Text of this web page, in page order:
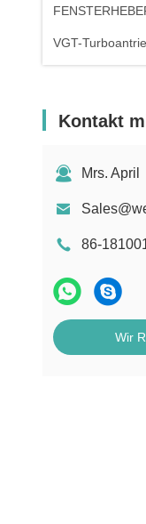
VGT-
Kontakt
Mrs. April
86-
Wir